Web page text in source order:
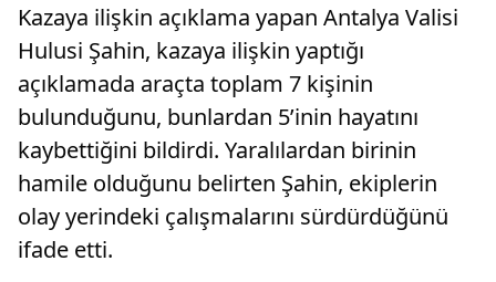
Kazaya ilişkin açıklama yapan Antalya Valisi
Hulusi Şahin, kazaya ilişkin yaptığı
açıklamada araçta toplam 7 kişinin
bulunduğunu, bunlardan 5’inin hayatını
kaybettiğini bildirdi. Yaralılardan birinin
hamile olduğunu belirten Şahin, ekiplerin
olay yerindeki çalışmalarını sürdürdüğünü
ifade etti.